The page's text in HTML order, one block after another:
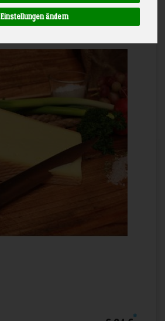
Einstellungen ändern